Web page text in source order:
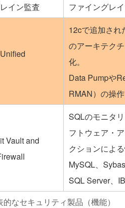
なセキュリティ製品（機能）
イン監査
ファイングレ
12cで追加され
のアーキテク
化。
Data Pumpや
RMAN）の操
Vault and
SQLのモニタ
フトウェア・
クションによ
MySQL、
SQL Server、